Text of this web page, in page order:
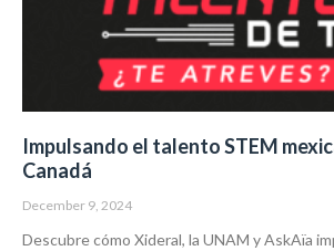
Impulsando el talento STEM
Canadá
December 9, 2024
Descubre cómo Xideral, la UNAM y AskAïa